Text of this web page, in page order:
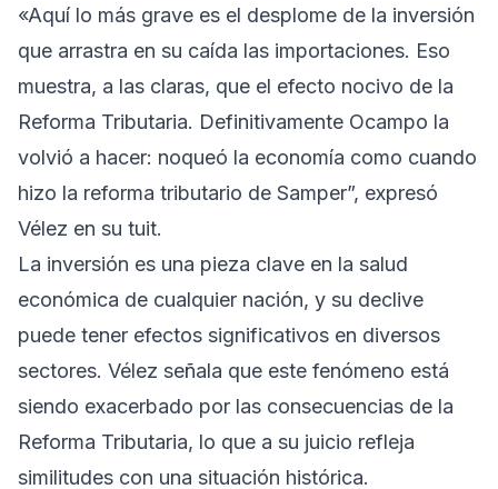
«Aquí lo más grave es el desplome de la inversión
que arrastra en su caída las importaciones. Eso
muestra, a las claras, que el efecto nocivo de la
Reforma Tributaria. Definitivamente Ocampo la
volvió a hacer: noqueó la economía como cuando
hizo la reforma tributario de Samper”, expresó
Vélez en su tuit.
La inversión es una pieza clave en la salud
económica de cualquier nación, y su declive
puede tener efectos significativos en diversos
sectores. Vélez señala que este fenómeno está
siendo exacerbado por las consecuencias de la
Reforma Tributaria, lo que a su juicio refleja
similitudes con una situación histórica.